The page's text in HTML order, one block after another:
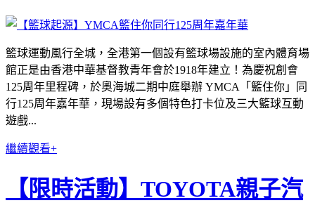
籃球運動風行全城，全港第一個設有籃球場設施的室內體育場
館正是由香港中華基督教青年會於1918年建立！為慶祝創會
125周年里程碑，於奧海城二期中庭舉辦 YMCA「籃住你」同
行125周年嘉年華，現場設有多個特色打卡位及三大籃球互動
遊戲...
繼續觀看+
【限時活動】TOYOTA親子汽